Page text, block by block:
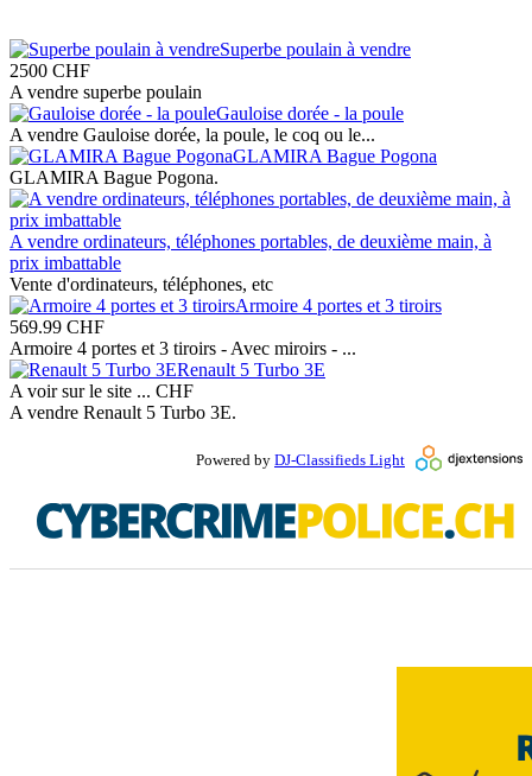
Superbe poulain à vendre
2500 CHF
A vendre superbe poulain
Gauloise dorée - la poule
A vendre Gauloise dorée, la poule, le coq ou le...
GLAMIRA Bague Pogona
GLAMIRA Bague Pogona.
A vendre ordinateurs, téléphones portables, de deuxième main, à
prix imbattable
Vente d'ordinateurs, téléphones, etc
Armoire 4 portes et 3 tiroirs
569.99 CHF
Armoire 4 portes et 3 tiroirs - Avec miroirs - ...
Renault 5 Turbo 3E
A voir sur le site ... CHF
A vendre Renault 5 Turbo 3E.
Powered by DJ-Classifieds Light